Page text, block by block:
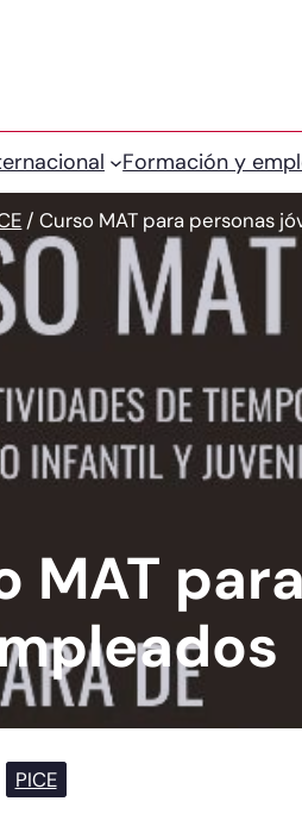
Formación y
/Curso MAT para personas
MAT
PICE